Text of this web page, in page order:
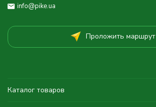
info@pike.ua
Проложить маршрут
Каталог товаров